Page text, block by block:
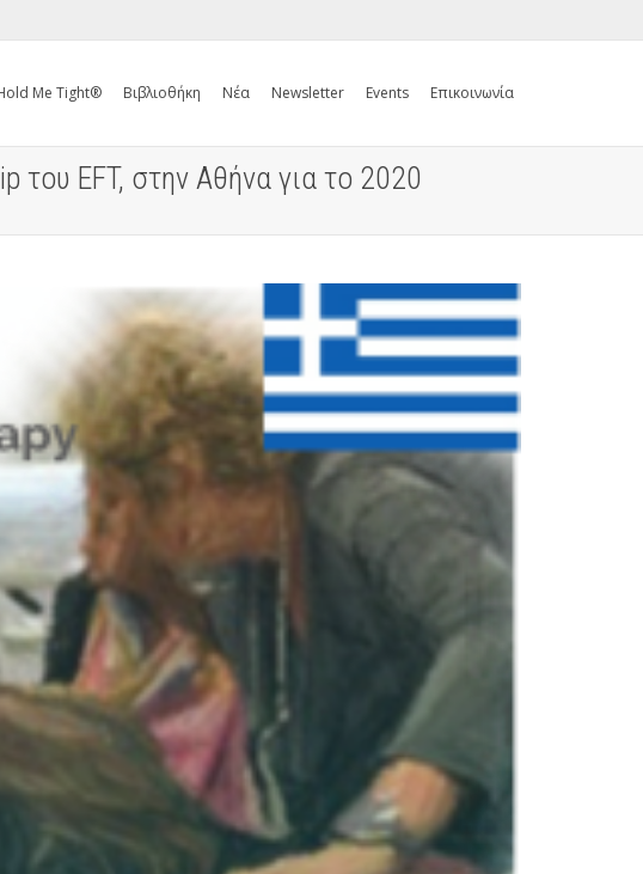
Me Tight® Βιβλιοθήκη Νέα Newsletter Events Επικοινωνία
EFT, στην Αθήνα για το 2020